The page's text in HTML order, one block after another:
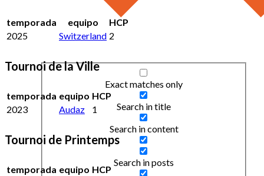
Exact matches only
Search in title
Search in content
Search in posts
temporada equipo
HCP
2025
Switzerland 2
Tournoi de la Ville
temporada equipo HCP
2023
Audaz 1
Tournoi de Printemps
temporada equipo HCP